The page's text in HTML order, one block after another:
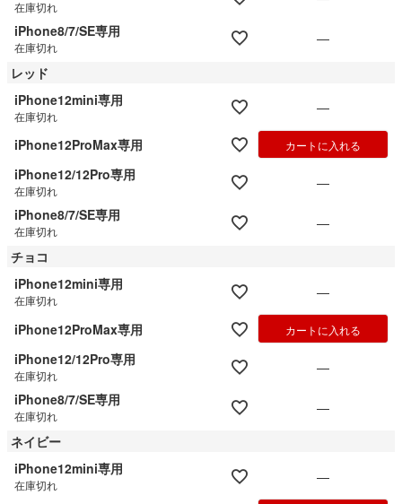
在庫切れ
iPhone8/7/SE専用
在庫切れ
—
レッド
iPhone12mini専用
在庫切れ —
iPhone12ProMax専用 カートに入れる
iPhone12/12Pro専用
在庫切れ
—
iPhone8/7/SE専用
在庫切れ
—
チョコ
iPhone12mini専用
在庫切れ —
iPhone12ProMax専用 カートに入れる
iPhone12/12Pro専用
在庫切れ
—
iPhone8/7/SE専用
在庫切れ
—
ネイビー
iPhone12mini専用
在庫切れ —